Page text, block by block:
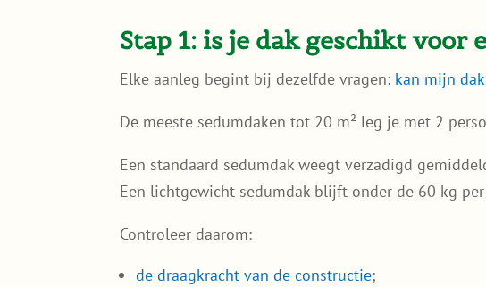
Stap 1: is je dak geschikt voor
Elke aanleg begint bij dezelfde vragen: kan mijn
De meeste sedumdaken tot 20 m² leg je met 2
Een standaard sedumdak weegt verzadigd
Een lichtgewicht sedumdak blijft onder de 60 kg per
Controleer daarom:
de draagkracht van de constructie;